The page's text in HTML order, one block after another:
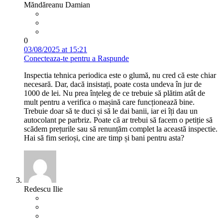
Măndăreanu Damian
0
03/08/2025 at 15:21
Conecteaza-te pentru a Raspunde
Inspectia tehnica periodica este o glumă, nu cred că este chiar
necesară. Dar, dacă insistați, poate costa undeva în jur de
1000 de lei. Nu prea înțeleg de ce trebuie să plătim atât de
mult pentru a verifica o mașină care funcționează bine.
Trebuie doar să te duci și să le dai banii, iar ei îți dau un
autocolant pe parbriz. Poate că ar trebui să facem o petiție să
scădem prețurile sau să renunțăm complet la această inspectie.
Hai să fim serioși, cine are timp și bani pentru asta?
Redescu Ilie